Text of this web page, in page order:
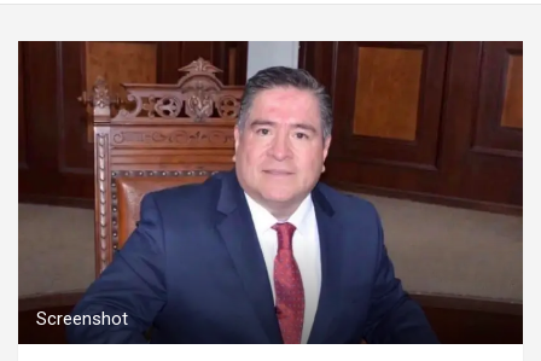
Screenshot